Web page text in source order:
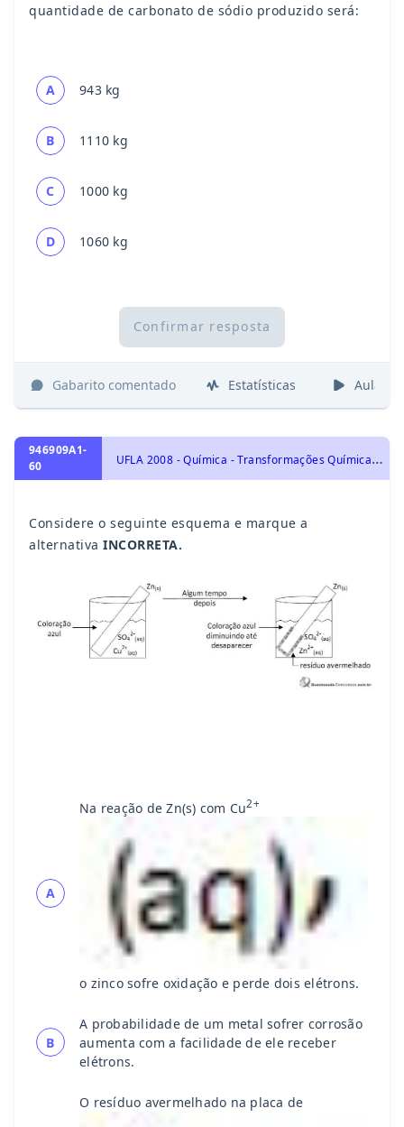
quantidade de carbonato de sódio produzido será:
A 943 kg
B 1110 kg
C 1000 kg
D 1060 kg
Confirmar resposta
Gabarito comentado Estatísticas Aulas
946909A1-
60
U
FLA 2008 - Química - Transformações Químicas e Energia, Eletroquímica: Oxirredução, Potenciais Padrão de Redução, Pilha, Eletrólise e Leis de Faraday.
Considere o seguinte esquema e marque a
alternativa INCORRETA.
A
Na reação de Zn(s) com Cu2+
o zinco sofre oxidação e perde dois elétrons.
B
A probabilidade de um metal sofrer corrosão
aumenta com a facilidade de ele receber
elétrons.
O resíduo avermelhado na placa de